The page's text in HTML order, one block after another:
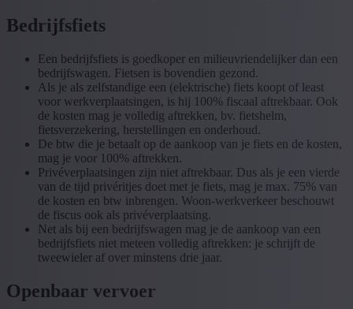
Bedrijfsfiets
Een bedrijfsfiets is goedkoper en milieuvriendelijker dan een
bedrijfswagen. Fietsen is bovendien gezond.
Als je als zelfstandige een (elektrische) fiets koopt of least
voor werkverplaatsingen, is hij 100% fiscaal aftrekbaar. Ook
de kosten mag je volledig aftrekken, bv. fietshelm,
fietsverzekering, herstellingen en onderhoud.
De btw die je betaalt op de aankoop van je fiets en de kosten,
mag je voor 100% aftrekken.
Privéverplaatsingen zijn niet aftrekbaar. Dus als je een vierde
van de tijd privéritjes doet met je fiets, mag je max. 75% van
de kosten en btw inbrengen. Woon-werkverkeer beschouwt
de fiscus ook als privéverplaatsing.
Net als bij een bedrijfswagen mag je de aankoop van een
bedrijfsfiets niet meteen volledig aftrekken: je schrijft de
tweewieler af over minstens drie jaar.
Openbaar vervoer